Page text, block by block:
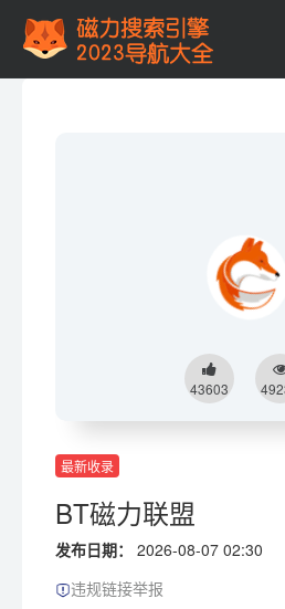
43603
最新收录
BT磁力联盟
发布日期：
2026-08-07 02:30
违规链接举报